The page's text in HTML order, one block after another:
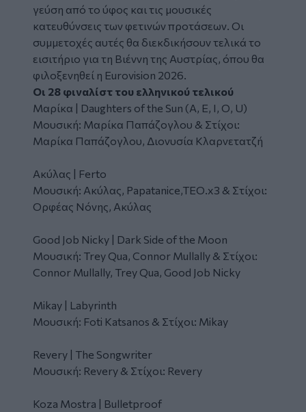
γεύση από το ύφος και τις μουσικές
κατευθύνσεις των φετινών προτάσεων. Οι
συμμετοχές αυτές θα διεκδικήσουν τελικά το
εισιτήριο για τη Βιέννη της Αυστρίας, όπου θα
φιλοξενηθεί η Eurovision 2026.
Οι 28 φιναλίστ του ελληνικού τελικού
Μαρίκα | Daughters of the Sun (A, E, I, O, U)
Μουσική: Μαρίκα Παπάζογλου & Στίχοι:
Μαρίκα Παπάζογλου, Διονυσία Κλαρνετατζή
Ακύλας | Ferto
Μουσική: Ακύλας, Papatanice,TEO.x3 & Στίχοι:
Ορφέας Νόνης, Ακύλας
Good Job Nicky | Dark Side of the Moon
Μουσική: Trey Qua, Connor Mullally & Στίχοι:
Connor Mullally, Trey Qua, Good Job Nicky
Mikay | Labyrinth
Μουσική: Foti Katsanos & Στίχοι: Mikay
Revery | The Songwriter
Μουσική: Revery & Στίχοι: Revery
Koza Mostra | Bulletproof